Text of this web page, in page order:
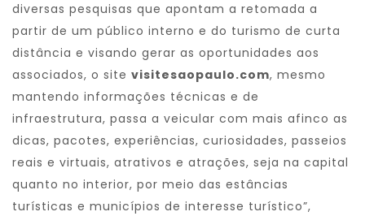
diversas pesquisas que apontam a retomada a
partir de um público interno e do turismo de curta
distância e visando gerar as oportunidades aos
associados, o site visitesaopaulo.com, mesmo
mantendo informações técnicas e de
infraestrutura, passa a veicular com mais afinco as
dicas, pacotes, experiências, curiosidades, passeios
reais e virtuais, atrativos e atrações, seja na capital
quanto no interior, por meio das estâncias
turísticas e municípios de interesse turístico”,